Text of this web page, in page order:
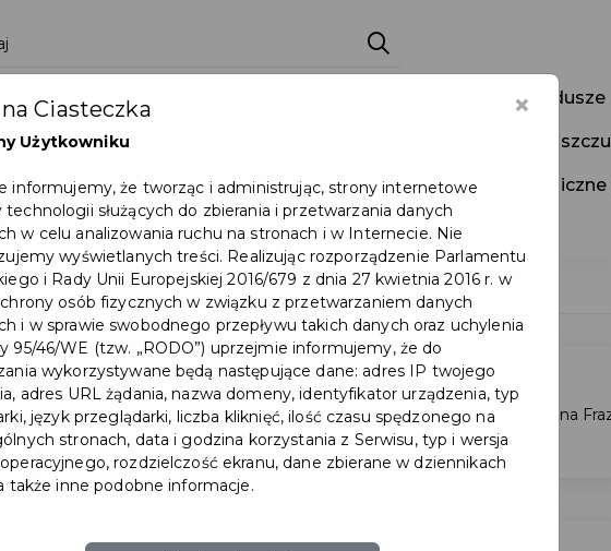
Wydarzenia Fundusze
Programy Zainwestuj w Pruszczu
Mapa Miasta Załatw sprawę Zamówienia publiczne
Ochrona ludności
i noworoczne
×
Ciasteczka
Użytkowniku
informujemy, że tworząc i administrując, strony internetowe
służących do zbierania i przetwarzania danych
w celu analizowania ruchu na stronach i w Internecie. Nie
wyświetlanych treści. Realizując rozporządzenie Parlamentu
i Rady Unii Europejskiej 2016/679 z dnia 27 kwietnia 2016 r. w
osób fizycznych w związku z przetwarzaniem danych
i w sprawie swobodnego przepływu takich danych oraz uchylenia
95/46/WE (tzw. „RODO”) uprzejmie informujemy, że do
wykorzystywane będą następujące dane: adres IP twojego
adres URL żądania, nazwa domeny, identyfikator urządzenia, typ
język przeglądarki, liczba kliknięć, ilość czasu spędzonego na
stronach, data i godzina korzystania z Serwisu, typ i wersja
rozdzielczość ekranu, dane zbierane w dziennikach
także inne podobne informacje.